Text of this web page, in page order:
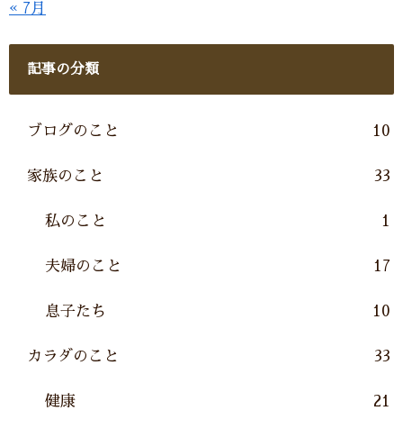
« 7月
記事の分類
ブログのこと 10
家族のこと 33
私のこと 1
夫婦のこと 17
息子たち 10
カラダのこと 33
健康 21